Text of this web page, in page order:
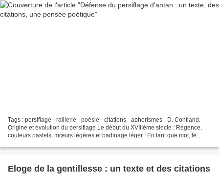
Tags : persiflage - raillerie - poésie - citations - aphorismes - D. Confland.
Origine et évolution du persiflage Le début du XVIIIème siècle : Régence,
couleurs pastels, mœurs légères et badinage léger ! En tant que mot, le
Eloge de la gentillesse : un texte et des citations